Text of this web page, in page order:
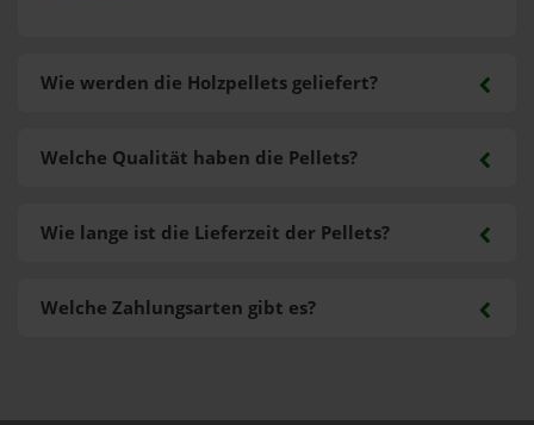
Wie werden die Holzpellets geliefert?
Welche Zahlungsarten gibt es?
Welche Qualität haben die Pellets?
Wie lange ist die Lieferzeit der Pellets?